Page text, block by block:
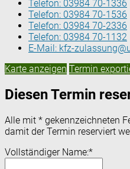
Telefon: 03984 70-1336
Telefon: 03984 70-1536
Telefon: 03984 70-2336
Telefon: 03984 70-1132
E-Mail: kfz-
Karte anzeigen Termin
Diesen Termin
Alle mit * gekennzeichneten
damit der Termin reserviert
Vollständiger Name:*